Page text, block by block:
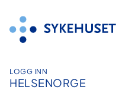
innhold
LOGG INN
HELSENORGE